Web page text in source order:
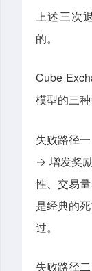
上述三次
的。
Cube
模型的三种
失败路径
→ 增发奖
性、交易
是经典的
过。
失败路径